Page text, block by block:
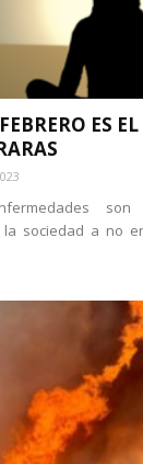
ES EL
sociedad a no